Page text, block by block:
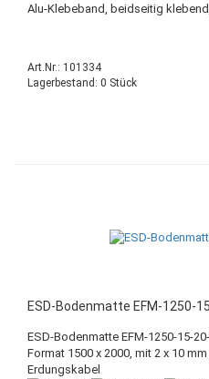
Alu-Klebeband, beidseitig
Art.Nr.: 101334
Lagerbestand: 0 Stück
ESD-Bodenmatte EFM-1250-
ESD-Bodenmatte EFM-1250-15-
Format 1500 x 2000, mit 2 x 10
Erdungskabel